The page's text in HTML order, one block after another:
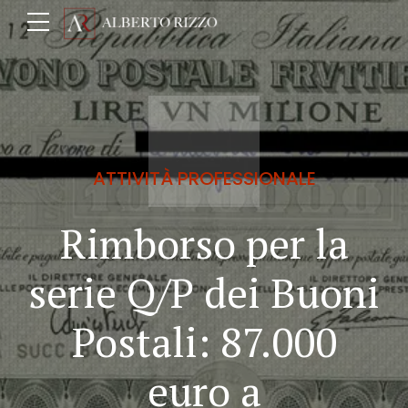
ATTIVITÀ PROFESSIONALE
Rimborso per la
serie Q/P dei Buoni
Postali: 87.000
euro a